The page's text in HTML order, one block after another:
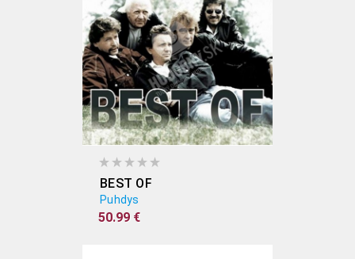
BEST OF
Puhdys
50.99 €